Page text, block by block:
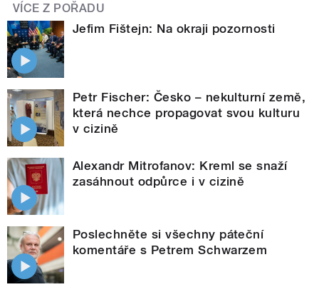
VÍCE Z POŘADU
Jefim Fištejn: Na okraji pozornosti
Petr Fischer: Česko – nekulturní země,
která nechce propagovat svou kulturu
v cizině
Alexandr Mitrofanov: Kreml se snaží
zasáhnout odpůrce i v cizině
Poslechněte si všechny páteční
komentáře s Petrem Schwarzem